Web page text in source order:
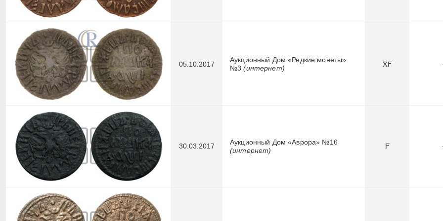
05.10.2017
Аукционный Дом «Редкие монеты»
№3(интернет)
XF
30.03.2017
Аукционный Дом «Аврора» №16
(интернет)
F